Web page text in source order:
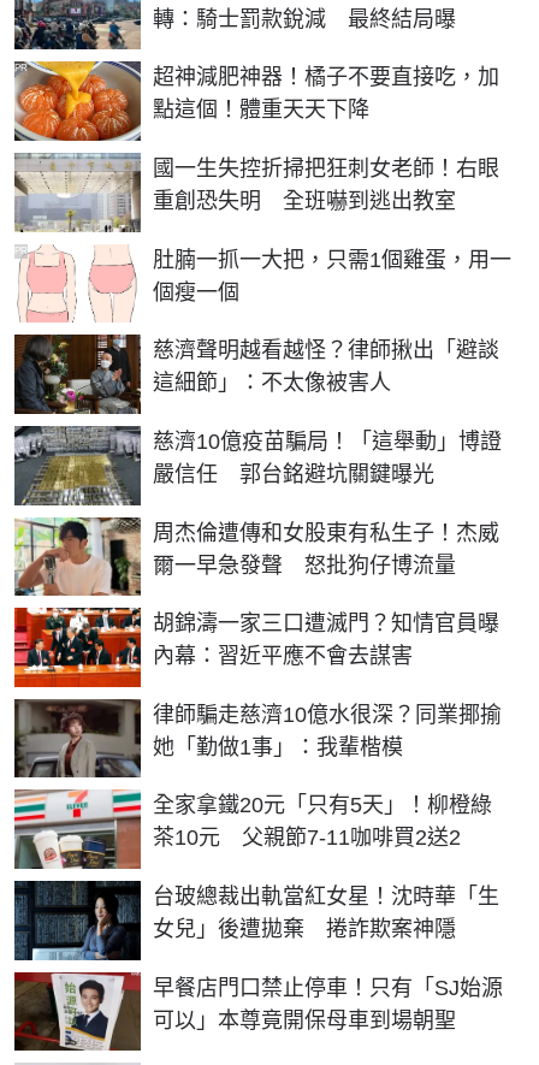
轉：騎士罰款銳減 最終結局曝
超神減肥神器！橘子不要直接吃，加
點這個！體重天天下降
PR
國一生失控折掃把狂刺女老師！右眼
重創恐失明 全班嚇到逃出教室
肚腩一抓一大把，只需1個雞蛋，用一
個瘦一個
PR
慈濟聲明越看越怪？律師揪出「避談
這細節」：不太像被害人
慈濟10億疫苗騙局！「這舉動」博證
嚴信任 郭台銘避坑關鍵曝光
周杰倫遭傳和女股東有私生子！杰威
爾一早急發聲 怒批狗仔博流量
胡錦濤一家三口遭滅門？知情官員曝
內幕：習近平應不會去謀害
律師騙走慈濟10億水很深？同業揶揄
她「勤做1事」：我輩楷模
全家拿鐵20元「只有5天」！柳橙綠
茶10元 父親節7-11咖啡買2送2
台玻總裁出軌當紅女星！沈時華「生
女兒」後遭拋棄 捲詐欺案神隱
早餐店門口禁止停車！只有「SJ始源
可以」本尊竟開保母車到場朝聖